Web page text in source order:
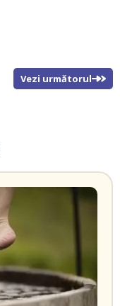
Vezi următorul